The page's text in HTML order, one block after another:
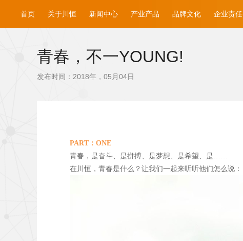
首页 关于川恒 新闻中心 产业产品 品牌文化 企业责任
青春，不一YOUNG!
发布时间：2018年，05月04日
PART ：ONE
青春，是奋斗、是拼搏、是梦想、是希望、是……
在川恒，青春是什么？让我们一起来听听他们怎么说：